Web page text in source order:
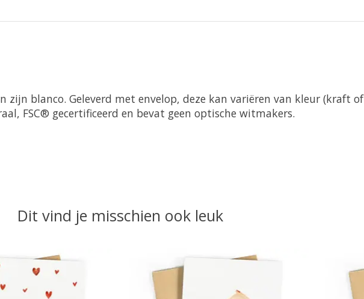
zijn blanco. Geleverd met envelop, deze kan variëren van kleur (kraft
FSC® gecertificeerd en bevat geen optische witmakers.
Dit vind je misschien ook leuk